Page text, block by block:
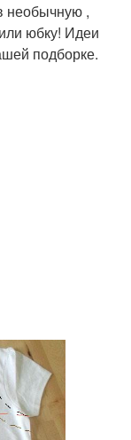
необычную ,
юбку! Идеи
подборке.